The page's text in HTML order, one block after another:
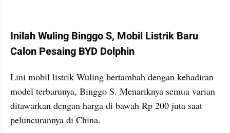
Inilah Wuling Binggo S, Mobil Listrik Baru
Calon Pesaing BYD Dolphin
Lini mobil listrik Wuling bertambah dengan kehadiran
model terbarunya, Binggo S. Menariknya semua varian
ditawarkan dengan harga di bawah Rp 200 juta saat
peluncurannya di China.